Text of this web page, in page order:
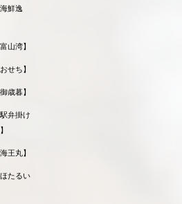
鮮逸
山湾】
せち】
歳暮】
弁掛け
王丸】
たるい